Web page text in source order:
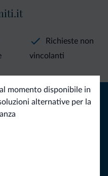
momento disponibile in
alternative per la
Richieste non
vincolanti
Dolomiti
Dolomiti.